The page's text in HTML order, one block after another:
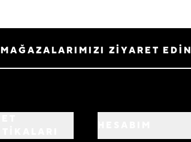
MAĞAZALARIMIZI ZİYARET EDİN